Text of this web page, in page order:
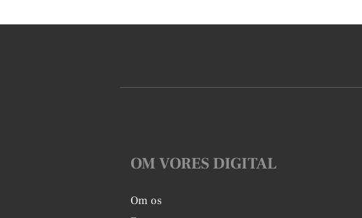
OM VORES DIGITAL
Om os